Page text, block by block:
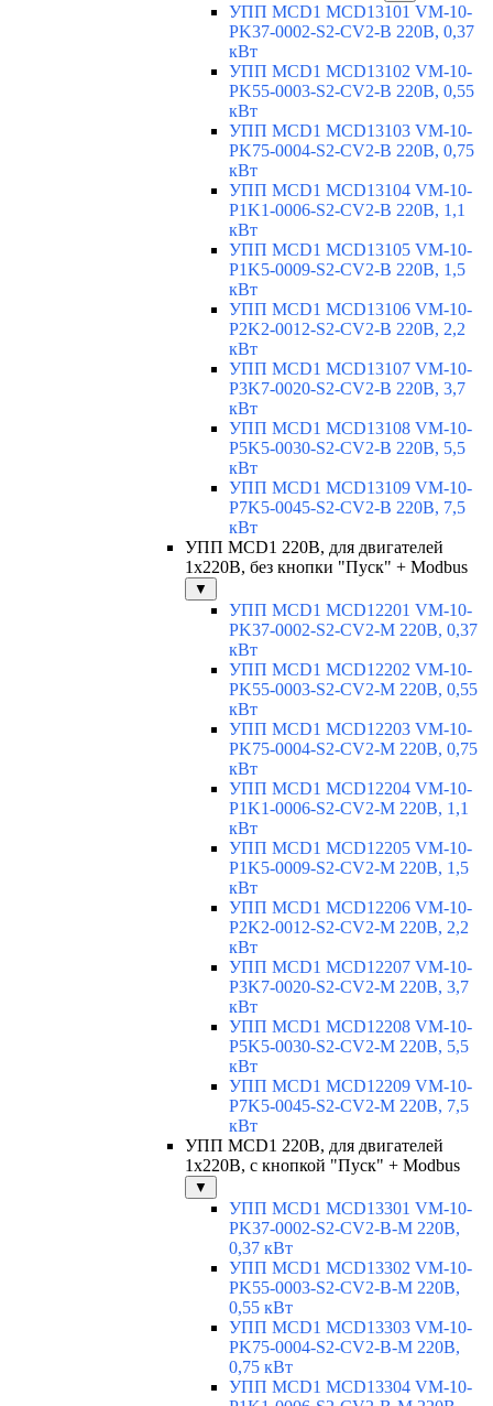
УПП MCD1 MCD13101 VM-10-
PK37-0002-S2-CV2-B 220В, 0,37
кВт
УПП MCD1 MCD13102 VM-10-
PK55-0003-S2-CV2-B 220В, 0,55
кВт
УПП MCD1 MCD13103 VM-10-
PK75-0004-S2-CV2-B 220В, 0,75
кВт
УПП MCD1 MCD13104 VM-10-
P1K1-0006-S2-CV2-B 220В, 1,1
кВт
УПП MCD1 MCD13105 VM-10-
P1K5-0009-S2-CV2-B 220В, 1,5
кВт
УПП MCD1 MCD13106 VM-10-
P2K2-0012-S2-CV2-B 220В, 2,2
кВт
УПП MCD1 MCD13107 VM-10-
P3K7-0020-S2-CV2-B 220В, 3,7
кВт
УПП MCD1 MCD13108 VM-10-
P5K5-0030-S2-CV2-B 220В, 5,5
кВт
УПП MCD1 MCD13109 VM-10-
P7K5-0045-S2-CV2-B 220В, 7,5
кВт
УПП MCD1 220В, для двигателей
1х220В, без кнопки "Пуск" + Modbus
▼
УПП MCD1 MCD12201 VM-10-
PK37-0002-S2-CV2-M 220В, 0,37
кВт
УПП MCD1 MCD12202 VM-10-
PK55-0003-S2-CV2-M 220В, 0,55
кВт
УПП MCD1 MCD12203 VM-10-
PK75-0004-S2-CV2-M 220В, 0,75
кВт
УПП MCD1 MCD12204 VM-10-
P1K1-0006-S2-CV2-M 220В, 1,1
кВт
УПП MCD1 MCD12205 VM-10-
P1K5-0009-S2-CV2-M 220В, 1,5
кВт
УПП MCD1 MCD12206 VM-10-
P2K2-0012-S2-CV2-M 220В, 2,2
кВт
УПП MCD1 MCD12207 VM-10-
P3K7-0020-S2-CV2-M 220В, 3,7
кВт
УПП MCD1 MCD12208 VM-10-
P5K5-0030-S2-CV2-M 220В, 5,5
кВт
УПП MCD1 MCD12209 VM-10-
P7K5-0045-S2-CV2-M 220В, 7,5
кВт
УПП MCD1 220В, для двигателей
1х220В, с кнопкой "Пуск" + Modbus
▼
УПП MCD1 MCD13301 VM-10-
PK37-0002-S2-CV2-B-M 220В,
0,37 кВт
УПП MCD1 MCD13302 VM-10-
PK55-0003-S2-CV2-B-M 220В,
0,55 кВт
УПП MCD1 MCD13303 VM-10-
PK75-0004-S2-CV2-B-M 220В,
0,75 кВт
УПП MCD1 MCD13304 VM-10-